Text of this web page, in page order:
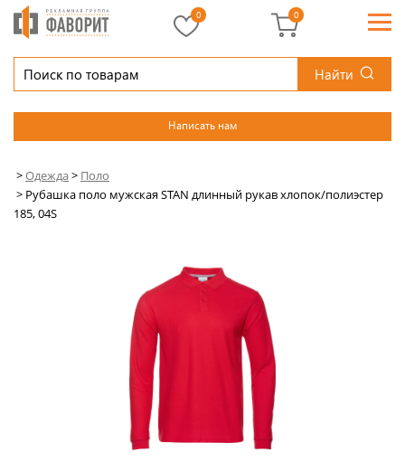
Найти
Написать нам
0 0
>Одежда> Поло
> Рубашка поло мужская STAN длинный рукав хлопок/полиэстер
185, 04S